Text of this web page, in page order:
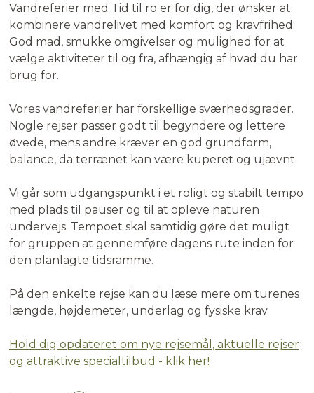
Vandreferier med Tid til ro er for dig, der ønsker at
kombinere vandrelivet med komfort og kravfrihed:
God mad, smukke omgivelser og mulighed for at
vælge aktiviteter til og fra, afhængig af hvad du har
brug for.
Vores vandreferier har forskellige sværhedsgrader.
Nogle rejser passer godt til begyndere og lettere
øvede, mens andre kræver en god grundform,
balance, da terrænet kan være kuperet og ujævnt.
Vi går som udgangspunkt i et roligt og stabilt tempo
med plads til pauser og til at opleve naturen
undervejs. Tempoet skal samtidig gøre det muligt
for gruppen at gennemføre dagens rute inden for
den planlagte tidsramme.
På den enkelte rejse kan du læse mere om turenes
længde, højdemeter, underlag og fysiske krav.
Hold dig opdateret om nye rejsemål, aktuelle rejser
og attraktive specialtilbud - klik her!